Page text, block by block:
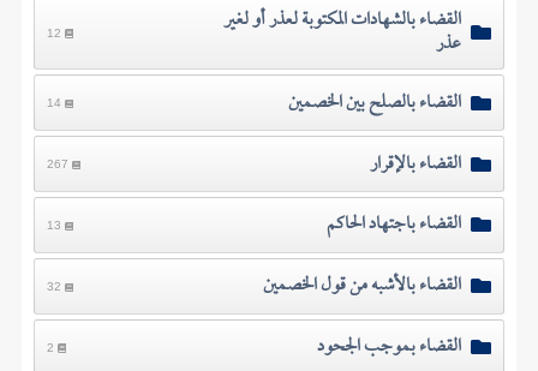
القضاء بالشهادات المكتوبة لعذر أو لغير
عذر 12
القضاء بالصلح بين الخصمين 14
القضاء بالإقرار 267
القضاء باجتهاد الحاكم 13
القضاء بالأشبه من قول الخصمين 32
القضاء بموجب الجحود 2